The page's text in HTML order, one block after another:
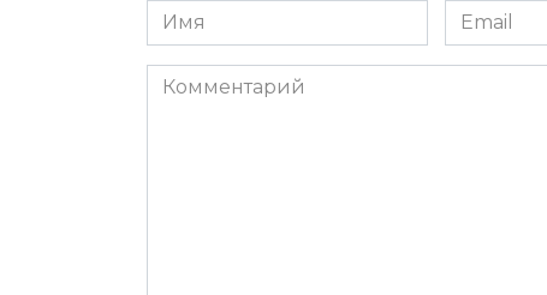
Имя
*
Email
*
Комментарий